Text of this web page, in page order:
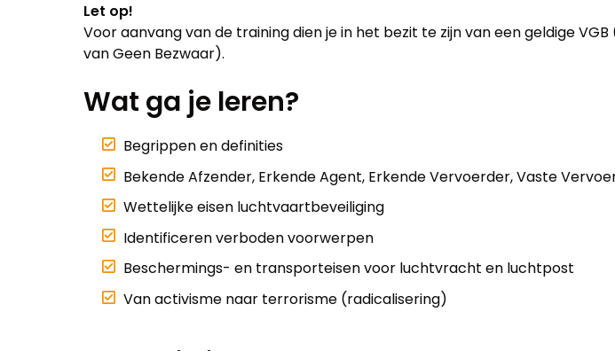
Let op!
Voor aanvang van de training dien je in het bezit te zijn van een geldige
van Geen Bezwaar).
Wat ga je leren?
Begrippen en definities
Bekende Afzender, Erkende Agent, Erkende Vervoerder, Vaste
Wettelijke eisen luchtvaartbeveiliging
Identificeren verboden voorwerpen
Beschermings- en transporteisen voor luchtvracht en luchtpost
Van activisme naar terrorisme (radicalisering)